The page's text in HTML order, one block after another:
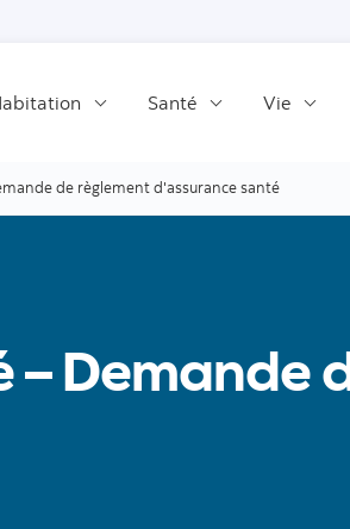
Santé Vie
de règlement d'assurance santé
– Demande